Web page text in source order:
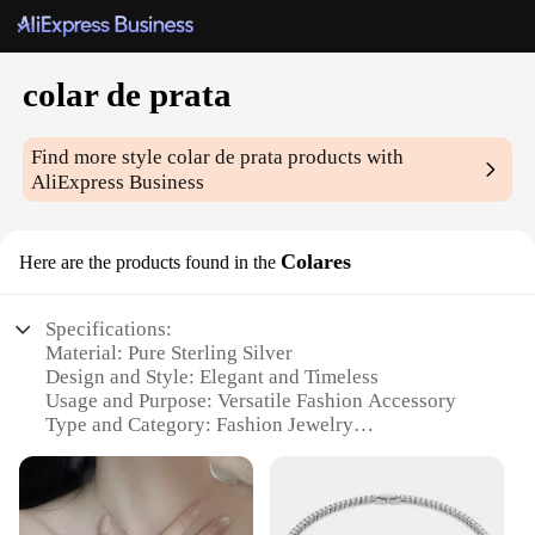
colar de prata
Find more stylecolar de prata products with
AliExpress Business
Here are the products found in the Colares
Specifications:
Material: Pure Sterling Silver
Design and Style: Elegant and Timeless
Usage and Purpose: Versatile Fashion Accessory
Type and Category: Fashion Jewelry
Parts and Accessories: Comes with a Secure Clasp
Features: